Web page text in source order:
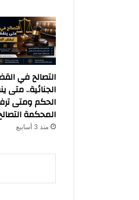
التصالح في
الجنائية.. متى
الحكم ومتى
المحكمة
منذ 3 أسابيع